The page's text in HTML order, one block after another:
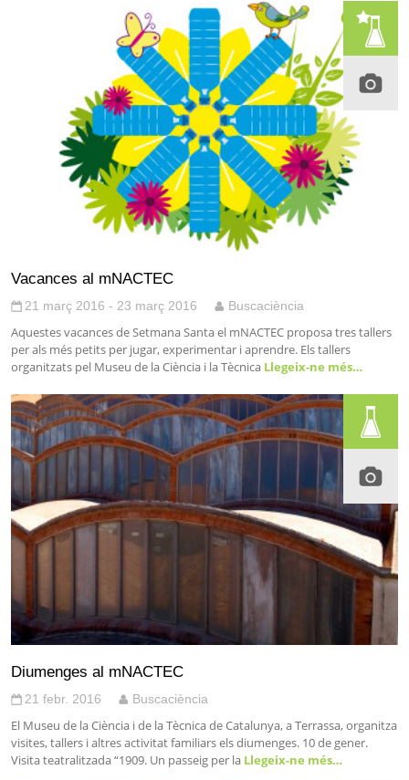
Vacances al mNACTEC
21 març 2016 - 23 març 2016 Buscaciència
Aquestes vacances de Setmana Santa el mNACTEC proposa tres tallers
per als més petits per jugar, experimentar i aprendre. Els tallers
organitzats pel Museu de la Ciència i la Tècnica Llegeix-ne més…
Diumenges al mNACTEC
21 febr. 2016 Buscaciència
El Museu de la Ciència i de la Tècnica de Catalunya, a Terrassa, organitza
visites, tallers i altres activitat familiars els diumenges. 10 de gener.
Visita teatralitzada “1909. Un passeig per la Llegeix-ne més…